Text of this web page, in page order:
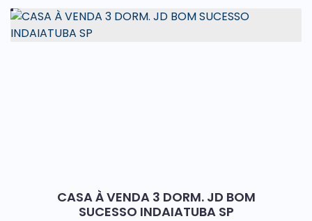
CASA À VENDA 3 DORM. JD BOM
SUCESSO INDAIATUBA SP